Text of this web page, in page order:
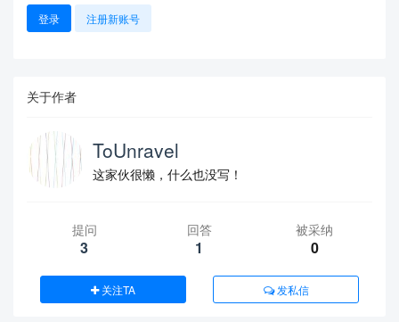
登录 注册新账号
关于作者
ToUnravel
这家伙很懒，什么也没写！
提问
3
回答
1
被采纳
0
关注TA 发私信